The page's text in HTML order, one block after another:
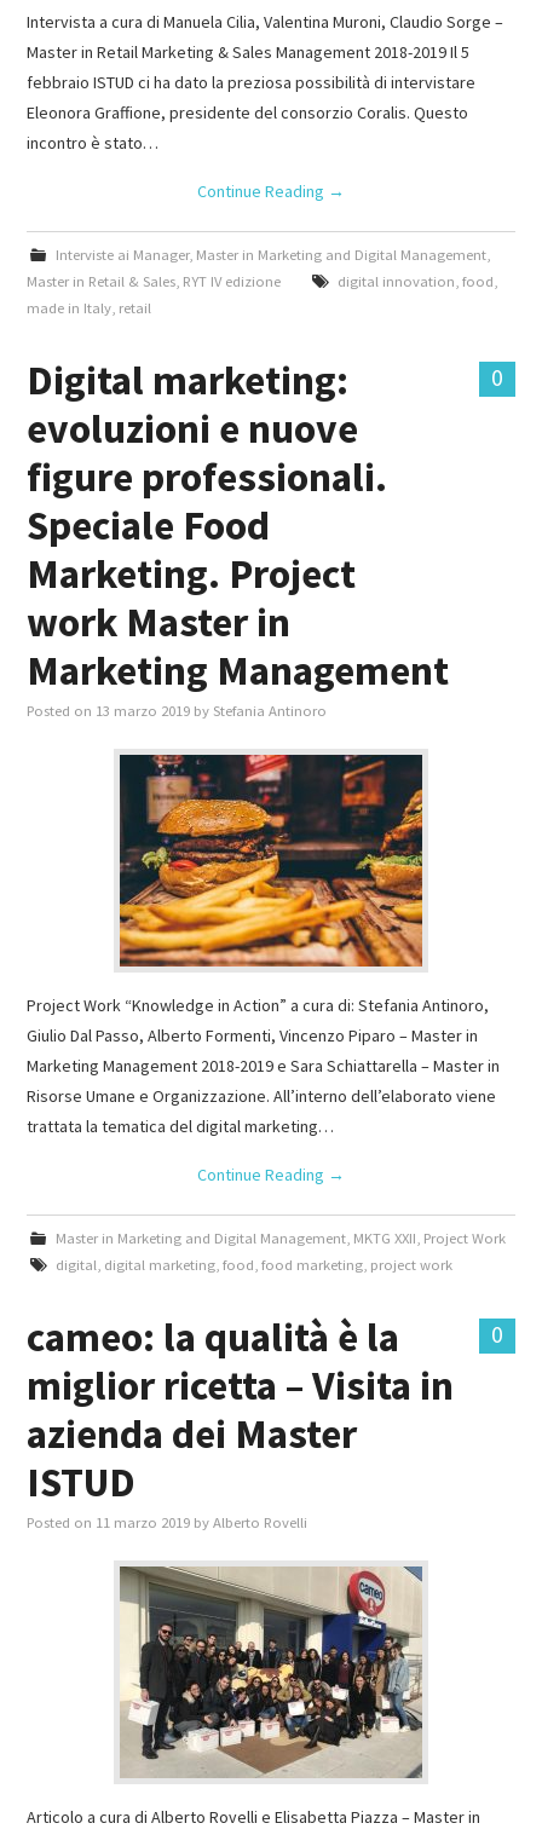
Intervista a cura di Manuela Cilia, Valentina Muroni, Claudio Sorge –
Master in Retail Marketing & Sales Management 2018-2019 Il 5
febbraio ISTUD ci ha dato la preziosa possibilità di intervistare
Eleonora Graffione, presidente del consorzio Coralis. Questo
incontro è stato…
Continue Reading →
Interviste ai Manager, Master in Marketing and Digital Management,
Master in Retail & Sales RYT IV edizione digital innovation food
made in Italy retail
0
Digital marketing:
evoluzioni e nuove
figure professionali.
Speciale Food
Marketing. Project
work Master in
Marketing Management
Posted on 13 marzo 2019 by Stefania Antinoro
Project Work “Knowledge in Action” a cura di: Stefania Antinoro,
Giulio Dal Passo, Alberto Formenti, Vincenzo Piparo – Master in
Marketing Management 2018-2019 e Sara Schiattarella – Master in
Risorse Umane e Organizzazione. All’interno dell’elaborato viene
trattata la tematica del digital marketing…
Continue Reading →
Master in Marketing and Digital Management, MKTG XXII Project Work
digital digital marketing, food food marketing, project work
0
cameo: la qualità è la
miglior ricetta – Visita in
azienda dei Master
ISTUD
Posted on 11 marzo 2019 byAlberto Rovelli
Articolo a cura di Alberto Rovelli e Elisabetta Piazza – Master in